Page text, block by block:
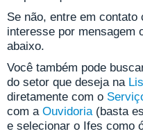
Se não, entre em
interesse por mensagem
abaixo.
Você também pode
do setor que deseja na
diretamente com o
com a Ouvidoria(basta
e selecionar o Ifes como